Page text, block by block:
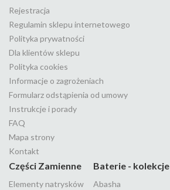
Rejestracja
Regulamin sklepu internetowego
Polityka prywatności
Dla klientów sklepu
Polityka cookies
Informacje o zagrożeniach
Formularz odstąpienia od umowy
Instrukcje i porady
FAQ
Mapa strony
Kontakt
Części Zamienne
Elementy natrysków
Baterie - kolekcje
Abasha